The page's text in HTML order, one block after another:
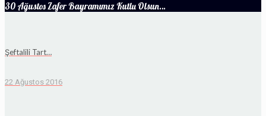
30 Ağustos Zafer Bayramımız Kutlu Olsun…
Şeftalili Tart…
22 Ağustos 2016